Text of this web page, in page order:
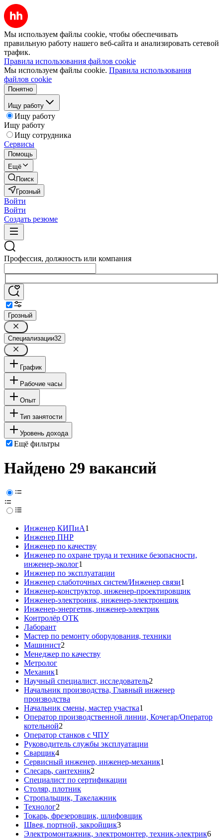
Мы используем файлы cookie, чтобы обеспечивать
правильную работу нашего веб-сайта и анализировать сетевой
трафик.
Правила использования файлов cookie
Мы используем файлы cookie. Правила использования
файлов cookie
Понятно
Ищу работу
Ищу работу
Ищу работу
Ищу сотрудника
Сервисы
Помощь
Ещё
Поиск
Грозный
Войти
Войти
Создать резюме
Профессия, должность или компания
Грозный
Специализации32
График
Рабочие часы
Опыт
Тип занятости
Уровень дохода
Ещё фильтры
Найдено 29 вакансий
Инженер КИПиА1
Инженер ПНР
Инженер по качеству
Инженер по охране труда и технике безопасности,
инженер-эколог1
Инженер по эксплуатации
Инженер слаботочных систем/Инженер связи1
Инженер-конструктор, инженер-проектировщик
Инженер-электроник, инженер-электронщик
Инженер-энергетик, инженер-электрик
Контролёр ОТК
Лаборант
Мастер по ремонту оборудования, техники
Машинист2
Менеджер по качеству
Метролог
Механик1
Научный специалист, исследователь2
Начальник производства, Главный инженер
производства
Начальник смены, мастер участка1
Оператор производственной линии, Кочегар/Оператор
котельной2
Оператор станков с ЧПУ
Руководитель службы эксплуатации
Сварщик4
Сервисный инженер, инженер-механик1
Слесарь, сантехник2
Специалист по сертификации
Столяр, плотник
Стропальщик, Такелажник
Технолог2
Токарь, фрезеровщик, шлифовщик
Швея, портной, закройщик3
Электромонтажник, электромонтер, техник-электрик6